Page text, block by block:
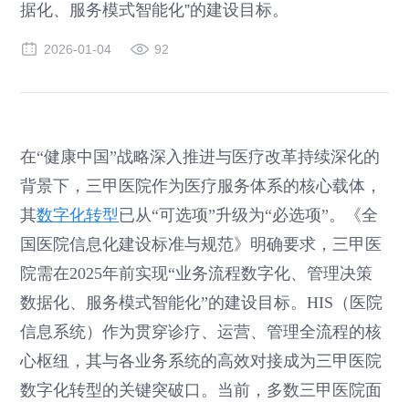
据化、服务模式智能化”的建设目标。
2026-01-04 92
在“健康中国”战略深入推进与医疗改革持续深化的
背景下，三甲医院作为医疗服务体系的核心载体，
其数字化转型已从“可选项”升级为“必选项”。《全
国医院信息化建设标准与规范》明确要求，三甲医
院需在2025年前实现“业务流程数字化、管理决策
数据化、服务模式智能化”的建设目标。HIS（医院
信息系统）作为贯穿诊疗、运营、管理全流程的核
心枢纽，其与各业务系统的高效对接成为三甲医院
数字化转型的关键突破口。当前，多数三甲医院面